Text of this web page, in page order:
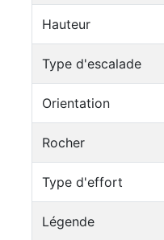
Hauteur
Type d'escalade
Orientation
Rocher
Type d'effort
Légende